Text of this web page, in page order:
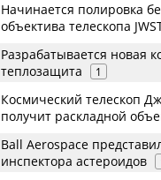
Начинается полировка
объектива телескопа
Разрабатывается новая
теплозащита
1
Космический телескоп
получит раскладной
Ball Aerospace
инспектора астероидов